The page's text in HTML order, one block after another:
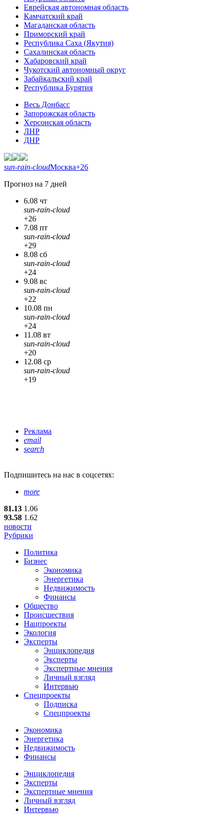
Еврейская автономная область
Камчатский край
Магаданская область
Приморский край
Республика Саха (Якутия)
Сахалинская область
Хабаровский край
Чукотский автономный округ
Забайкальский край
Республика Бурятия
Весь Донбасс
Запорожская область
Херсонская область
ЛНР
ДНР
sun-rain-cloudМосква+26
Прогноз на 7 дней
6.08 чт
sun-rain-cloud
+26
7.08 пт
sun-rain-cloud
+29
8.08 сб
sun-rain-cloud
+24
9.08 вс
sun-rain-cloud
+22
10.08 пн
sun-rain-cloud
+24
11.08 вт
sun-rain-cloud
+20
12.08 ср
sun-rain-cloud
+19
Реклама
email
search
Подпишитесь на нас в соцсетях:
more
81.13 1.06
93.58 1.62
новости
Рубрики
Политика
Бизнес
Экономика
Энергетика
Недвижимость
Финансы
Общество
Происшествия
Нацпроекты
Экология
Эксперты
Энциклопедия
Эксперты
Экспертные мнения
Личный взгляд
Интервью
Спецпроекты
Подписка
Спецпроекты
Экономика
Энергетика
Недвижимость
Финансы
Энциклопедия
Эксперты
Экспертные мнения
Личный взгляд
Интервью